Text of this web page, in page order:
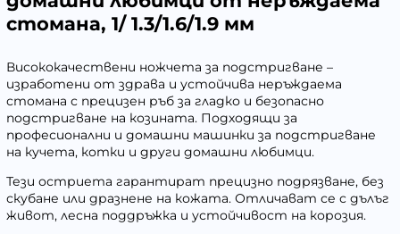
стомана, 1/ 1.3/1.6/1.9 мм
Висококачествени ножчета за подстригване –
изработени от здравa и устойчива неръждаема
стомана с прецизен ръб за гладко и безопасно
подстригване на козината. Подходящи за
професионални и домашни машинки за подстригване
на кучета, котки и други домашни любимци.
Тези остриета гарантират прецизно подрязване, без
скубане или дразнене на кожата. Отличават се с дълъг
живот, лесна поддръжка и устойчивост на корозия.